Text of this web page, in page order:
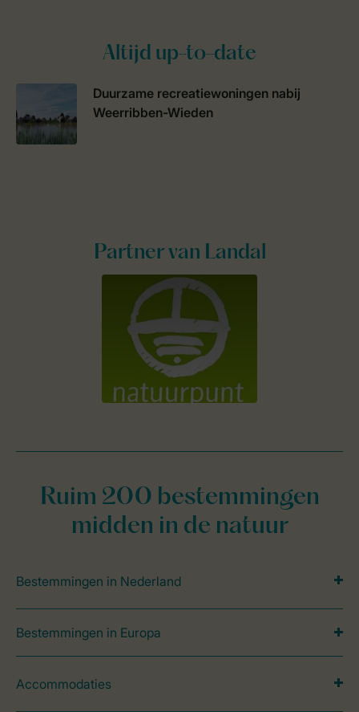
Altijd up-to-date
Duurzame recreatiewoningen nabij
Weerribben-Wieden
Partner van Landal
Ruim 200 bestemmingen
midden in de natuur
Bestemmingen in Nederland
Bestemmingen in Europa
Accommodaties